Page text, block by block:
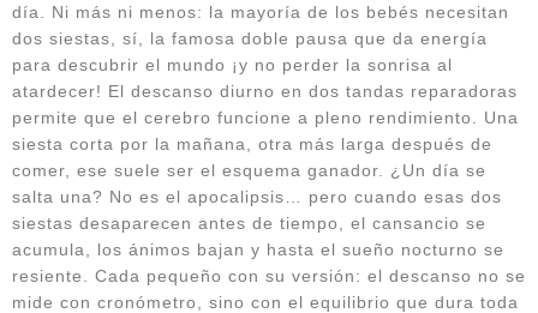
día. Ni más ni menos: la mayoría de los bebés necesitan
dos siestas, sí, la famosa doble pausa que da energía
para descubrir el mundo ¡y no perder la sonrisa al
atardecer! El descanso diurno en dos tandas reparadoras
permite que el cerebro funcione a pleno rendimiento. Una
siesta corta por la mañana, otra más larga después de
comer, ese suele ser el esquema ganador. ¿Un día se
salta una? No es el apocalipsis… pero cuando esas dos
siestas desaparecen antes de tiempo, el cansancio se
acumula, los ánimos bajan y hasta el sueño nocturno se
resiente. Cada pequeño con su versión: el descanso no se
mide con cronómetro, sino con el equilibrio que dura toda